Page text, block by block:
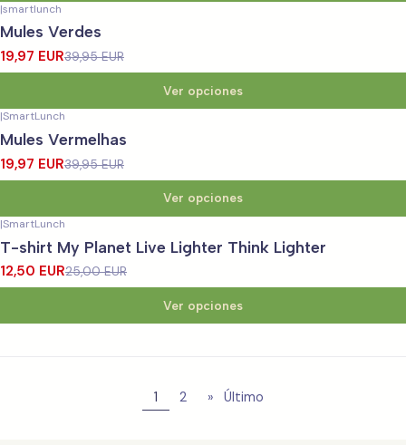
-50%OFF
|smartlunch
Mules Verdes
19,97 EUR39,95 EUR
Ver opciones
|SmartLunch
Mules Vermelhas
19,97 EUR39,95 EUR
Ver opciones
-50%OFF
|SmartLunch
T-shirt My Planet Live Lighter Think Lighter
12,50 EUR25,00 EUR
Ver opciones
1 2 » Último